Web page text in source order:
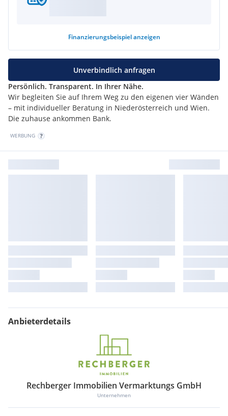
*Änderungen vorbehalten
*Es handelt sich um Beispielvisualisierungen zum gesamten
unmöbliert übergeben. Es ist keine Küche enthalten. Nutzen
Sie gerne die Bilder als Inspiration für Ihre zukünftige
Einrichtung!
Finanzierungsbeispiel anzeigen
Persönlich. Transparent. In Ihrer Nähe.
Wir begleiten Sie auf Ihrem Weg zu den eigenen vier Wänden
– mit individueller Beratung in Niederösterreich und Wien.
Die zuhause ankommen Bank.
Unverbindlich anfragen
WERBUNG
Anbieterdetails
Rechberger Immobilien Vermarktungs GmbH
Unternehmen